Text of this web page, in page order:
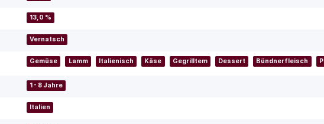
13,0 %
Vernatsch
Gemüse Lamm Italienisch Käse Gegrilltem Dessert Bündnerfleisch
1 - 8 Jahre
Italien